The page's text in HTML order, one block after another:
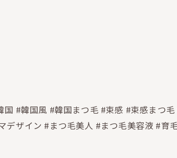
#韓国風 #韓国まつ毛 #束感 #束感まつ毛
デザイン #まつ毛美人 #まつ毛美容液 #育